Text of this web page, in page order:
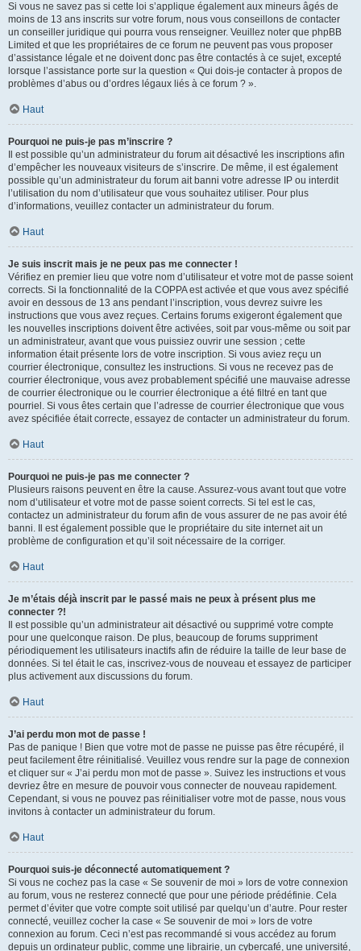
Si vous ne savez pas si cette loi s’applique également aux mineurs âgés de
moins de 13 ans inscrits sur votre forum, nous vous conseillons de contacter
un conseiller juridique qui pourra vous renseigner. Veuillez noter que phpBB
Limited et que les propriétaires de ce forum ne peuvent pas vous proposer
d’assistance légale et ne doivent donc pas être contactés à ce sujet, excepté
lorsque l’assistance porte sur la question « Qui dois-je contacter à propos de
problèmes d’abus ou d’ordres légaux liés à ce forum ? ».
Haut
Pourquoi ne puis-je pas m’inscrire ?
Il est possible qu’un administrateur du forum ait désactivé les inscriptions afin
d’empêcher les nouveaux visiteurs de s’inscrire. De même, il est également
possible qu’un administrateur du forum ait banni votre adresse IP ou interdit
l’utilisation du nom d’utilisateur que vous souhaitez utiliser. Pour plus
d’informations, veuillez contacter un administrateur du forum.
Haut
Je suis inscrit mais je ne peux pas me connecter !
Vérifiez en premier lieu que votre nom d’utilisateur et votre mot de passe soient
corrects. Si la fonctionnalité de la COPPA est activée et que vous avez spécifié
avoir en dessous de 13 ans pendant l’inscription, vous devrez suivre les
instructions que vous avez reçues. Certains forums exigeront également que
les nouvelles inscriptions doivent être activées, soit par vous-même ou soit par
un administrateur, avant que vous puissiez ouvrir une session ; cette
information était présente lors de votre inscription. Si vous aviez reçu un
courrier électronique, consultez les instructions. Si vous ne recevez pas de
courrier électronique, vous avez probablement spécifié une mauvaise adresse
de courrier électronique ou le courrier électronique a été filtré en tant que
pourriel. Si vous êtes certain que l’adresse de courrier électronique que vous
avez spécifiée était correcte, essayez de contacter un administrateur du forum.
Haut
Pourquoi ne puis-je pas me connecter ?
Plusieurs raisons peuvent en être la cause. Assurez-vous avant tout que votre
nom d’utilisateur et votre mot de passe soient corrects. Si tel est le cas,
contactez un administrateur du forum afin de vous assurer de ne pas avoir été
banni. Il est également possible que le propriétaire du site internet ait un
problème de configuration et qu’il soit nécessaire de la corriger.
Haut
Je m’étais déjà inscrit par le passé mais ne peux à présent plus me
connecter ?!
Il est possible qu’un administrateur ait désactivé ou supprimé votre compte
pour une quelconque raison. De plus, beaucoup de forums suppriment
périodiquement les utilisateurs inactifs afin de réduire la taille de leur base de
données. Si tel était le cas, inscrivez-vous de nouveau et essayez de participer
plus activement aux discussions du forum.
Haut
J’ai perdu mon mot de passe !
Pas de panique ! Bien que votre mot de passe ne puisse pas être récupéré, il
peut facilement être réinitialisé. Veuillez vous rendre sur la page de connexion
et cliquer sur « J’ai perdu mon mot de passe ». Suivez les instructions et vous
devriez être en mesure de pouvoir vous connecter de nouveau rapidement.
Cependant, si vous ne pouvez pas réinitialiser votre mot de passe, nous vous
invitons à contacter un administrateur du forum.
Haut
Pourquoi suis-je déconnecté automatiquement ?
Si vous ne cochez pas la case « Se souvenir de moi » lors de votre connexion
au forum, vous ne resterez connecté que pour une période prédéfinie. Cela
permet d’éviter que votre compte soit utilisé par quelqu’un d’autre. Pour rester
connecté, veuillez cocher la case « Se souvenir de moi » lors de votre
connexion au forum. Ceci n’est pas recommandé si vous accédez au forum
depuis un ordinateur public, comme une librairie, un cybercafé, une université,